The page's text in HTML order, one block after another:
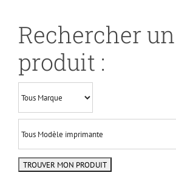
Rechercher
produit :